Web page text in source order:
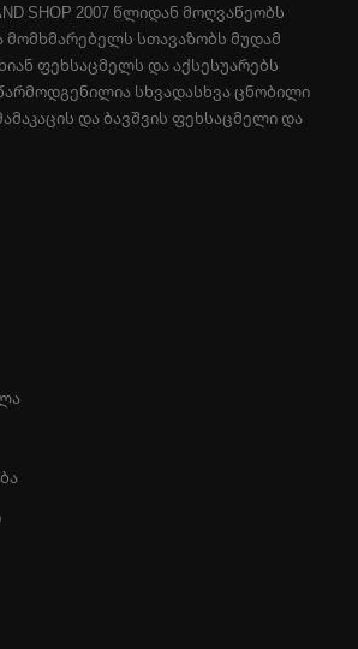
SHOP 2007 ᲬᲚᲘᲓᲐᲜ ᲛᲝᲦᲕᲐᲬᲔᲝᲑᲡ
ᲡᲗᲐᲕᲐᲖᲝᲑᲡ ᲛᲣᲓᲐᲛ
ᲤᲔᲮᲡᲐᲪᲛᲔᲚᲡ ᲓᲐ ᲐᲥᲡᲔᲡᲣᲐᲠᲔᲑᲡ
ᲡᲮᲕᲐᲓᲐᲡᲮᲕᲐ ᲪᲜᲝᲑᲘᲚᲘ
ᲓᲐ ᲑᲐᲕᲨᲕᲘᲡ ᲤᲔᲮᲡᲐᲪᲛᲔᲚᲘ ᲓᲐ